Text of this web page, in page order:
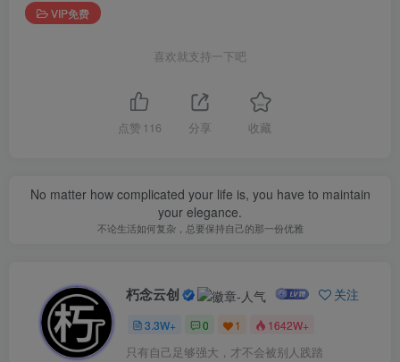
VIP免费
喜欢就支持一下吧
点赞 116 分享 收藏
No matter how complicated your life is, you have to maintain
your elegance.
不论生活如何复杂，总要保持自己的那一份优雅
朽念云创 关注
3.3W+ 0 1 1642W+
只有自己足够强大，才不会被别人践踏